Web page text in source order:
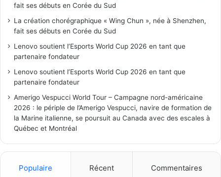
fait ses débuts en Corée du Sud
La création chorégraphique « Wing Chun », née à Shenzhen,
fait ses débuts en Corée du Sud
Lenovo soutient l’Esports World Cup 2026 en tant que
partenaire fondateur
Lenovo soutient l’Esports World Cup 2026 en tant que
partenaire fondateur
Amerigo Vespucci World Tour – Campagne nord-américaine
2026 : le périple de l’Amerigo Vespucci, navire de formation de
la Marine italienne, se poursuit au Canada avec des escales à
Québec et Montréal
Populaire Récent Commentaires